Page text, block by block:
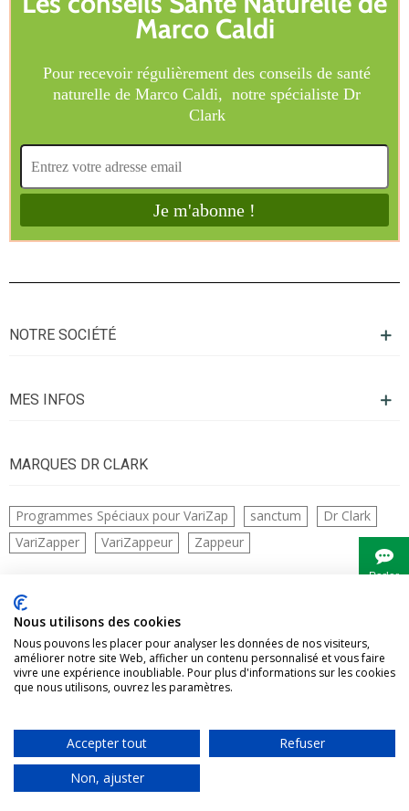
NOTRE SOCIÉTÉ
MES INFOS
MARQUES DR CLARK
Programmes Spéciaux pour VariZap sanctum
Dr Clark
VariZapper
VariZappeur Zappeur
CONTACTS
Parler
Vivre Naturellement tous droits réservés
0
Nous utilisons des cookies
Nous pouvons les placer pour analyser les données de nos visiteurs,
améliorer notre site Web, afficher un contenu personnalisé et vous faire
vivre une expérience inoubliable. Pour plus d'informations sur les cookies
que nous utilisons, ouvrez les paramètres.
Accepter tout
Refuser
Non, ajuster